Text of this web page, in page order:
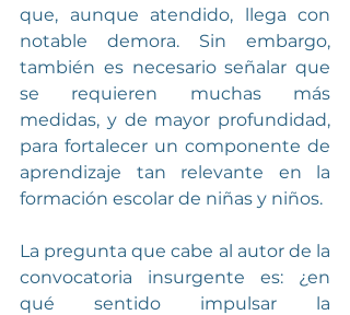
que, aunque atendido, llega con
notable demora. Sin embargo,
también es necesario señalar que
se requieren muchas más
medidas, y de mayor profundidad,
para fortalecer un componente de
aprendizaje tan relevante en la
formación escolar de niñas y niños.
La pregunta que cabe al autor de la
convocatoria insurgente es: ¿en
qué sentido impulsar la